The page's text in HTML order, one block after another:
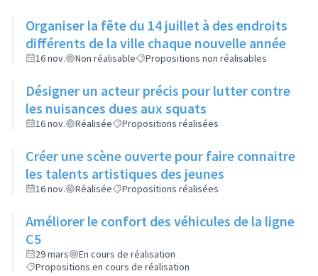
Organiser la fête du 14 juillet à des endroits
différents de la ville chaque nouvelle année
16 nov. Non réalisable Propositions non réalisables
Désigner un acteur précis pour lutter contre
les nuisances dues aux squats
16 nov. Réalisée Propositions réalisées
Créer une scène ouverte pour faire connaitre
les talents artistiques des jeunes
16 nov. Réalisée Propositions réalisées
Améliorer le confort des véhicules de la ligne
C5
29 mars
En cours de réalisation
Propositions en cours de réalisation